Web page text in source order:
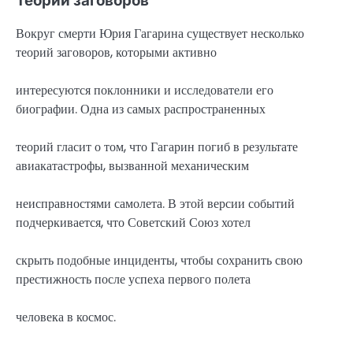
Вокруг смерти Юрия Гагарина существует несколько
теорий заговоров, которыми активно
интересуются поклонники и исследователи его
биографии. Одна из самых распространенных
теорий гласит о том, что Гагарин погиб в результате
авиакатастрофы, вызванной механическим
неисправностями самолета. В этой версии событий
подчеркивается, что Советский Союз хотел
скрыть подобные инциденты, чтобы сохранить свою
престижность после успеха первого полета
человека в космос.